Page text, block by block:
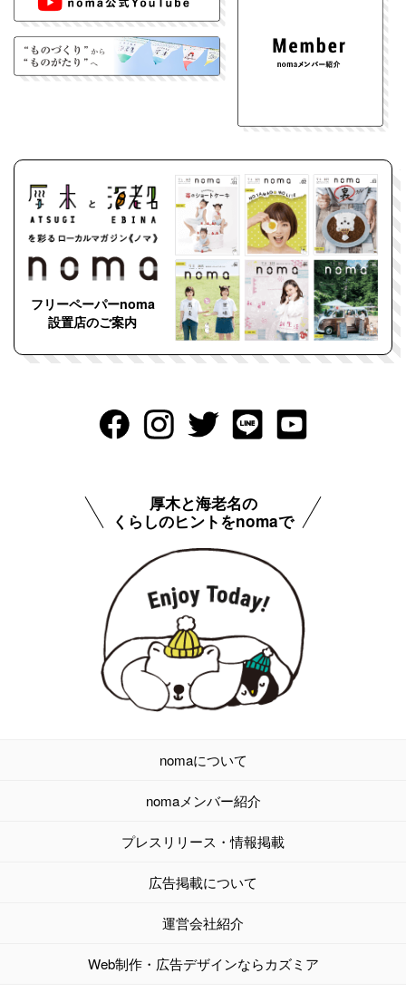
フリーペーパーnoma
設置店のご案内
厚木と海老名の
くらしのヒントをnomaで
nomaについて
nomaメンバー紹介
プレスリリース・情報掲載
広告掲載について
運営会社紹介
Web制作・広告デザインならカズミア